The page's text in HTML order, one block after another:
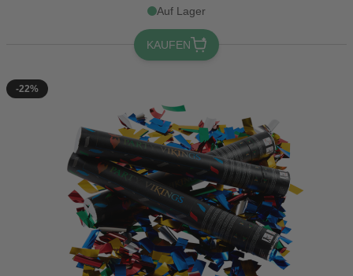
Auf Lager
KAUFEN
-22%